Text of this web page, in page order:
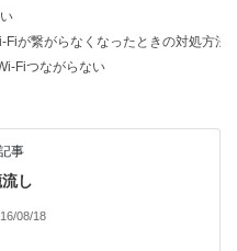
が繋がらなくなったときの対処方法
Fiつながらない
事
し
08/18